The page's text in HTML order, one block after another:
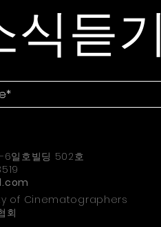
식듣기
6일호빌딩 502호
of Cinematographers
회